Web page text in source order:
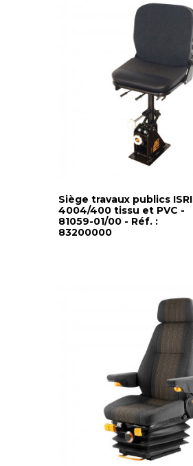
Siège travaux publics ISRI
4004/400 tissu et PVC -
81059-01/00 - Réf. :
83200000